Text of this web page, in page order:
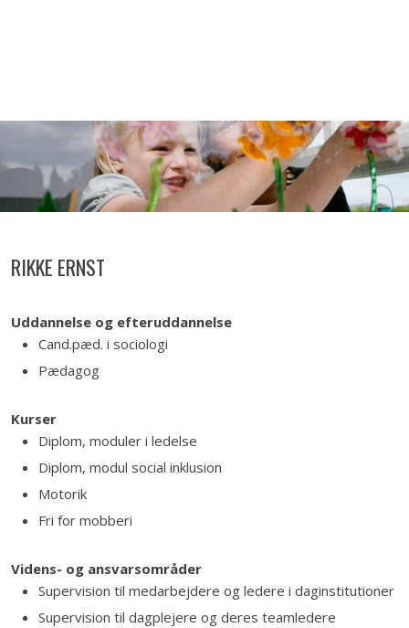
RIKKE ERNST
Uddannelse og efteruddannelse
Cand.pæd. i sociologi
Pædagog
Kurser
​Diplom, moduler i ledelse
Diplom, modul social inklusion
Motorik
Fri for mobberi
Videns- og ansvarsområder
​Supervision til medarbejdere og ledere i daginstitutioner
Supervision til dagplejere og deres teamledere